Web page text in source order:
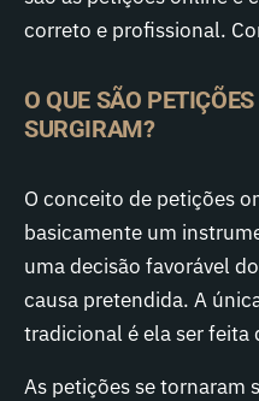
correto e profissional.
O QUE SÃO
SURGIRAM?
O conceito de petições
basicamente um
uma decisão favorável
causa pretendida. A
tradicional é ela ser feita
As petições se tornaram